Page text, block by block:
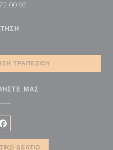
00 92
ΤΡΑΠΕΖΙΟΎ
ΜΑΣ
Facebook ((ανοίγει σε νέο
ΔΕΛΤΊΟ